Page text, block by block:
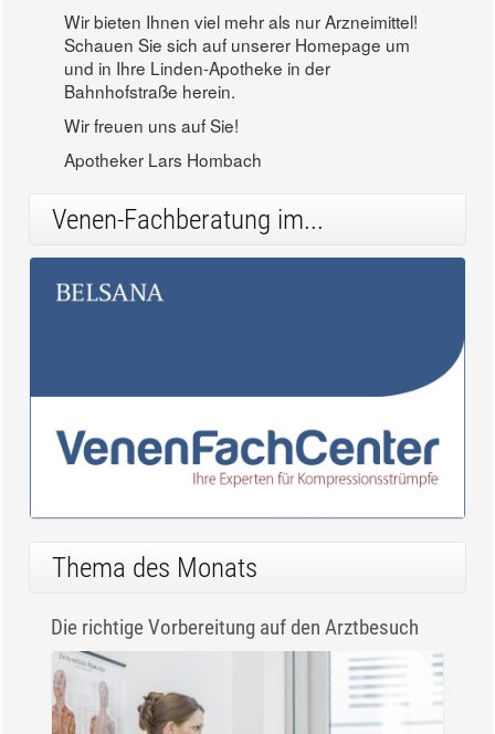
Wir bieten Ihnen viel mehr als nur Arzneimittel!
Schauen Sie sich auf unserer Homepage um
und in Ihre Linden-Apotheke in der
Bahnhofstraße herein.
Wir freuen uns auf Sie!
Apotheker Lars Hombach
Venen-Fachberatung im...
Thema des Monats
Die richtige Vorbereitung auf den Arztbesuch